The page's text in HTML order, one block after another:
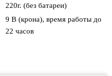
220г. (без батареи)
9 В (крона), время работы до
22 часов